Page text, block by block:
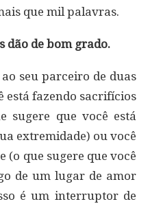
que mil palavras.
dão de bom grado.
seu parceiro de duas
está fazendo sacrifícios
sugere que você está
extremidade) ou você
(o que sugere que você
de um lugar de amor
é um interruptor de